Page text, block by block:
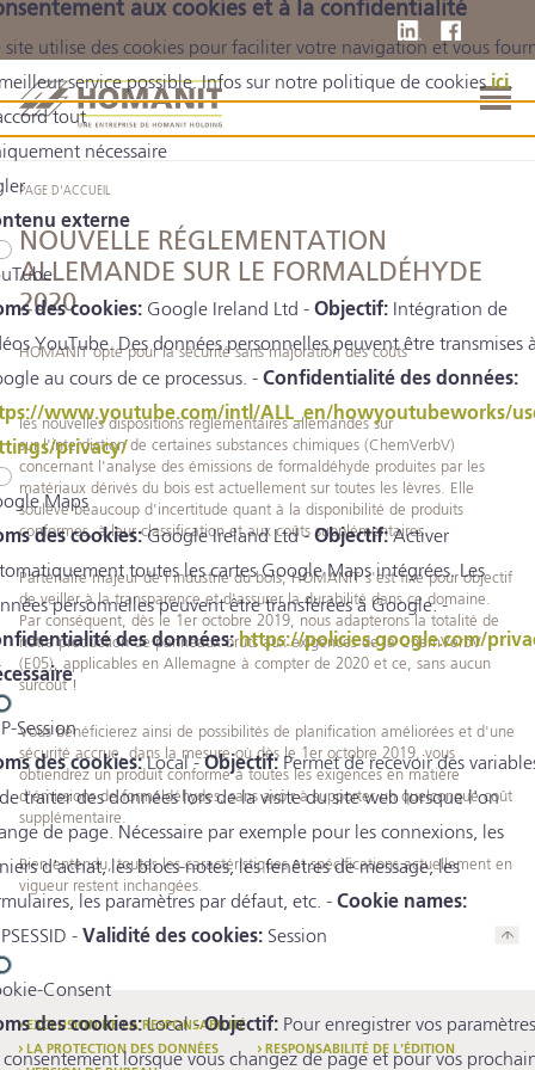
aux cookies et à la confidentialité
site utilise des cookies pour faciliter votre navigation et vous
service possible. Infos sur notre politique de cookiesici.
tout
nécessaire
externe
des cookies: Google Ireland Ltd - Objectif: Intégration de
YouTube. Des données personnelles peuvent être transmises
au cours de ce processus. - Confidentialité des données:
www.youtube.com/intl/ALL_en/howyoutubeworks/
privacy/
Maps
des cookies:Google Ireland Ltd -Objectif:Activer
toutes les cartes Google Maps intégrées. Les
personnelles peuvent être transférées à Google. -
des données: https://policies.google.com/
Session
des cookies:Local -Objectif:Permet de recevoir des
traiter des données lors de la visite du site web lorsque l'on
de page. Nécessaire par exemple pour les connexions, les
d'achat, les blocs-notes, les fenêtres de message, les
les paramètres par défaut, etc. - Cookie names:
- Validité des cookies: Session
Consent
des cookies:Local -Objectif: Pour enregistrer vos paramètres
consentement lorsque vous changez de page et pour vos
PAGE D'ACCUEIL
NOUVELLE RÉGLEMENTATION
ALLEMANDE SUR LE FORMALDÉHYDE
2020
HOMANIT opte pour la sécurité sans majoration des coûts
les nouvelles dispositions règlementaires allemandes sur
sur l'interdiction de certaines substances chimiques (ChemVerbV)
concernant l'analyse des émissions de formaldéhyde produites par les
matériaux dérivés du bois est actuellement sur toutes les lèvres. Elle
soulève beaucoup d'incertitude quant à la disponibilité de produits
conformes, à leur classification et aux coûts supplémentaires.
Partenaire majeur de l'industrie du bois, HOMANIT s'est fixé pour objectif
de veiller à la transparence et d'assurer la durabilité dans ce domaine.
Par conséquent, dès le 1er octobre 2019, nous adapterons la totalité de
notre production de panneaux bruts aux exigences de la ChemVerbV
(E05), applicables en Allemagne à compter de 2020 et ce, sans aucun
surcoût !
Vous bénéficierez ainsi de possibilités de planification améliorées et d'une
sécurité accrue, dans la mesure où dès le 1er octobre 2019, vous
obtiendrez un produit conforme à toutes les exigences en matière
d'émissions de formaldéhydes, sans avoir à supporter un quelconque coût
supplémentaire.
Bien entendu, toutes les caractéristiques et spécifications actuellement en
vigueur restent inchangées.
EXCLUSION DE LA RESPONSABILITÉ
LA PROTECTION DES DONNÉES
RESPONSABILITÉ DE L'ÉDITION